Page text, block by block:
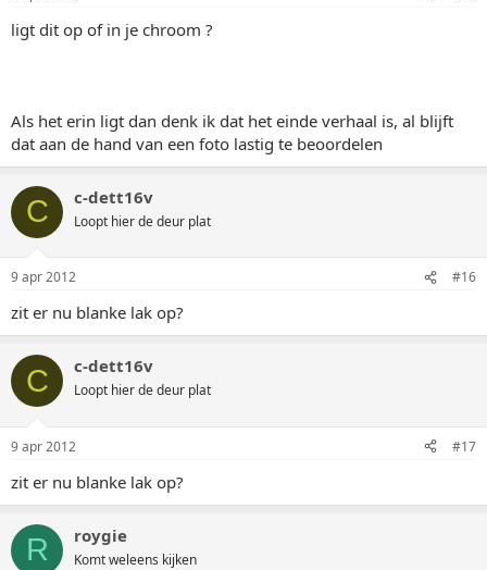
ligt dit op of in je chroom ?
Als het erin ligt dan denk ik dat het einde verhaal is, al blijft
dat aan de hand van een foto lastig te beoordelen
C c-dett16v
Loopt hier de deur plat
9 apr 2012 #16
zit er nu blanke lak op?
C c-dett16v
Loopt hier de deur plat
9 apr 2012 #17
zit er nu blanke lak op?
R roygie
Komt weleens kijken